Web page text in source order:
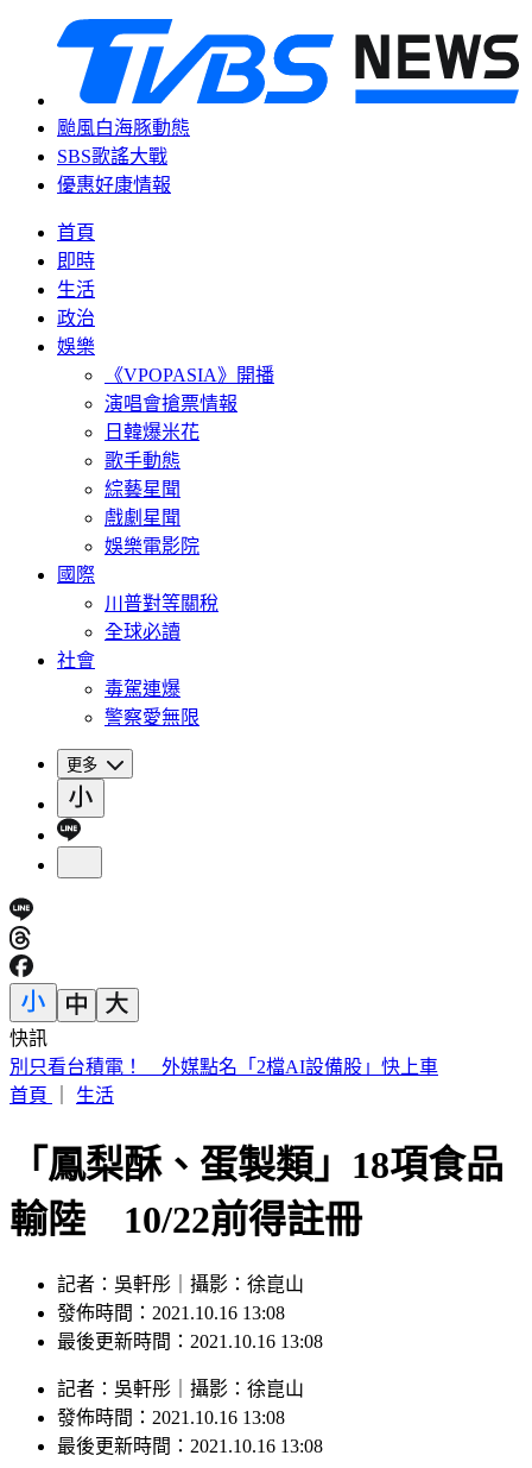
颱風白海豚動態
SBS歌謠大戰
優惠好康情報
首頁
即時
生活
政治
娛樂
《VPOPASIA》開播
演唱會搶票情報
日韓爆米花
歌手動態
綜藝星聞
戲劇星聞
娛樂電影院
國際
川普對等關稅
全球必讀
社會
毒駕連爆
警察愛無限
更多
快訊
白海豚暴風圈縮小！掃過北部近海「雨狂炸」 這天才遠離
首頁
生活
「鳳梨酥、蛋製類」18項食品
輸陸 10/22前得註冊
記者：吳軒彤｜攝影：徐崑山
發佈時間：2021.10.16 13:08
最後更新時間：2021.10.16 13:08
記者 ： 吳軒彤 攝影 ： 徐崑山
發佈時間： 2021.10.16 13:08
最後更新時間： 2021.10.16 13:08